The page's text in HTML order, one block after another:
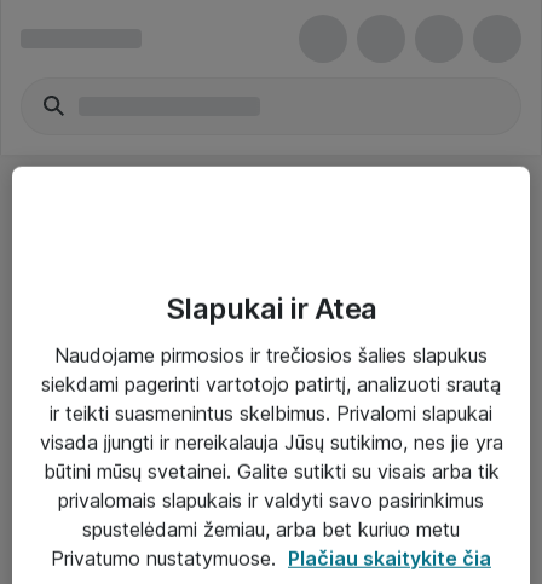
Paslaugos
Sprendimai
Įgyvendinti projektai
Atea ekspertų patarimai verslui
Slapukai ir Atea
Naudojame pirmosios ir trečiosios šalies slapukus
siekdami pagerinti vartotojo patirtį, analizuoti srautą
ir teikti suasmenintus skelbimus. Privalomi slapukai
visada įjungti ir nereikalauja Jūsų sutikimo, nes jie yra
būtini mūsų svetainei. Galite sutikti su visais arba tik
privalomais slapukais ir valdyti savo pasirinkimus
spustelėdami žemiau, arba bet kuriuo metu
Privatumo nustatymuose. Plačiau skaitykite čia